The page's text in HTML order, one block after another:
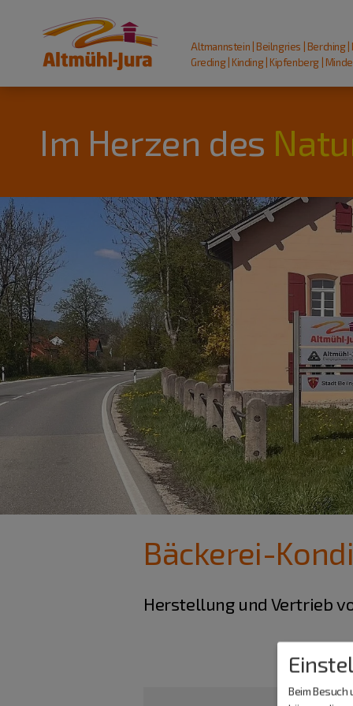
Altmannstein | Beilngries | Berching
Greding | Kinding | Kipfenberg |
Im Herzen des
Bäckerei-
Herstellung und Vertrieb
Beim